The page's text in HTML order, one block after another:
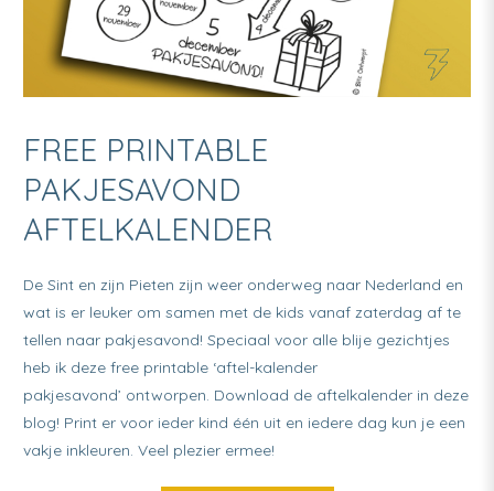
FREE PRINTABLE
PAKJESAVOND
AFTELKALENDER
De Sint en zijn Pieten zijn weer onderweg naar Nederland en
wat is er leuker om samen met de kids vanaf zaterdag af te
tellen naar pakjesavond! Speciaal voor alle blije gezichtjes
heb ik deze free printable ‘aftel-kalender
pakjesavond’ ontworpen. Download de aftelkalender in deze
blog! Print er voor ieder kind één uit en iedere dag kun je een
vakje inkleuren. Veel plezier ermee!